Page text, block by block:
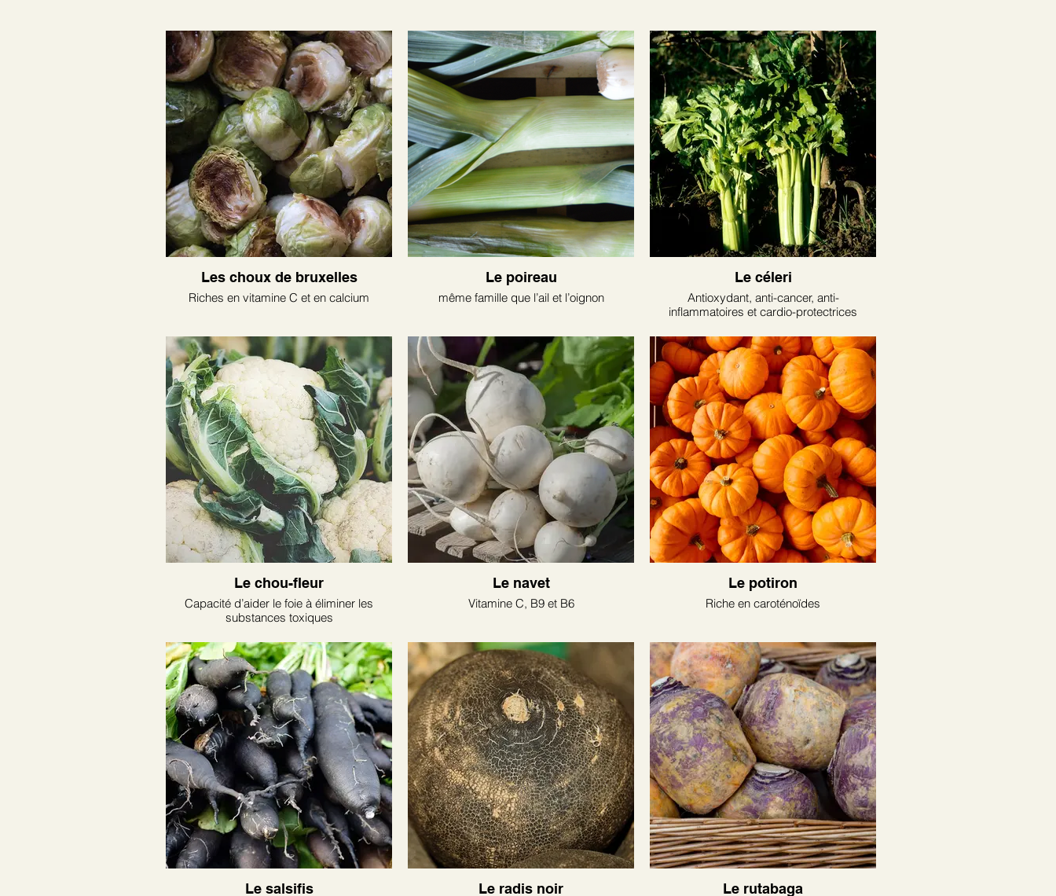
Les choux de bruxelles
Riches en vitamine C et en calcium
Le poireau
même famille que l’ail et l’oignon
Le céleri
Antioxydant, anti-cancer, anti-
inflammatoires et cardio-protectrices
Le chou-fleur
Capacité d’aider le foie à éliminer les
substances toxiques
Le navet
Vitamine C, B9 et B6
Le potiron
Riche en caroténoïdes
Le salsifis Le radis noir Le rutabaga